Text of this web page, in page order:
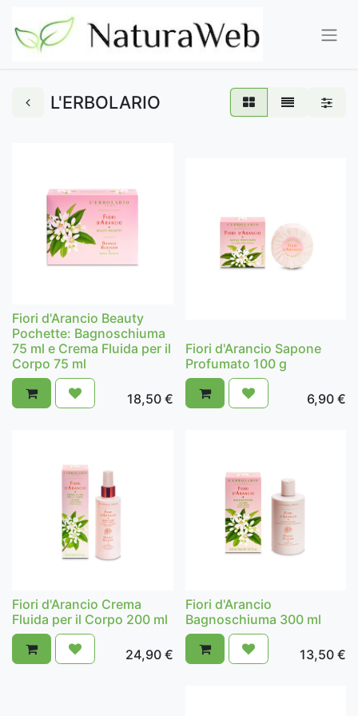
L'ERBOLARIO
Fiori d'Arancio Beauty
Pochette: Bagnoschiuma
75 ml e Crema Fluida per il
Corpo 75 ml
18,50€
Fiori d'Arancio Sapone
Profumato 100 g
6,90 €
Fiori d'Arancio Crema
Fluida per il Corpo 200 ml
24,90€
Fiori d'Arancio
Bagnoschiuma 300 ml
13,50 €